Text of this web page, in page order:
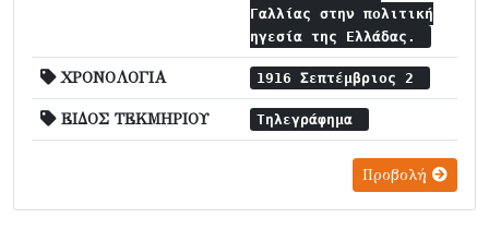
Γαλλίας στην πολιτική
ηγεσία της Ελλάδας.
ΧΡΟΝΟΛΟΓΙΑ 1916 Σεπτέμβριος 2
ΕΙΔΟΣ ΤΕΚΜΗΡΙΟΥ Τηλεγράφημα
Προβολή